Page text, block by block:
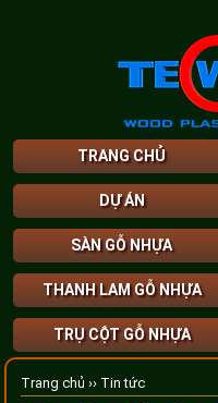
TRANG CHỦ
DỰ ÁN
SÀN GỖ NHỰA
THANH LAM GỖ NHỰA
TRỤ CỘT GỖ NHỰA
Trang chủ ›› Tin tức